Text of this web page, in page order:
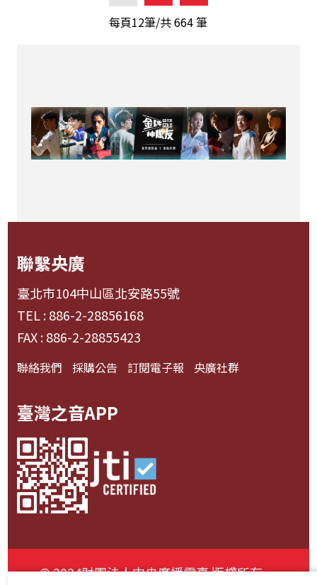
每頁12筆/共664筆
聯繫央廣
臺北市104中山區北安路55號
TEL : 886-2-28856168
FAX : 886-2-28855423
聯絡我們 採購公告 訂閱電子報 央廣社群
臺灣之音APP
© 2024財團法人中央廣播電臺 版權所有